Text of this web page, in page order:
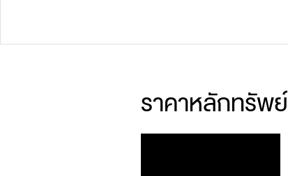
ราคาหลักทรัพย์